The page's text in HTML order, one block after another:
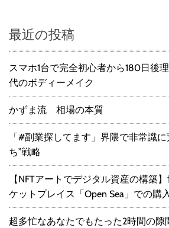
最近の投稿
スマホ1台で完全初心者から180日後
代のボディーメイク
かずま流 相場の本質
「#副業探してます」界隈で非常識
ち”戦略
【NFTアートでデジタル資産の構築
ケットプレイス「Open Sea」での購
超多忙なあなたでもたった2時間の